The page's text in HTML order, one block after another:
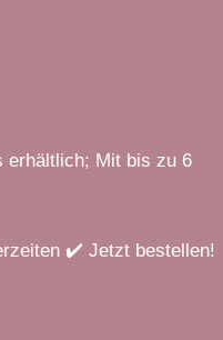
erhältlich; Mit bis zu 6
✔️ Jetzt bestellen!